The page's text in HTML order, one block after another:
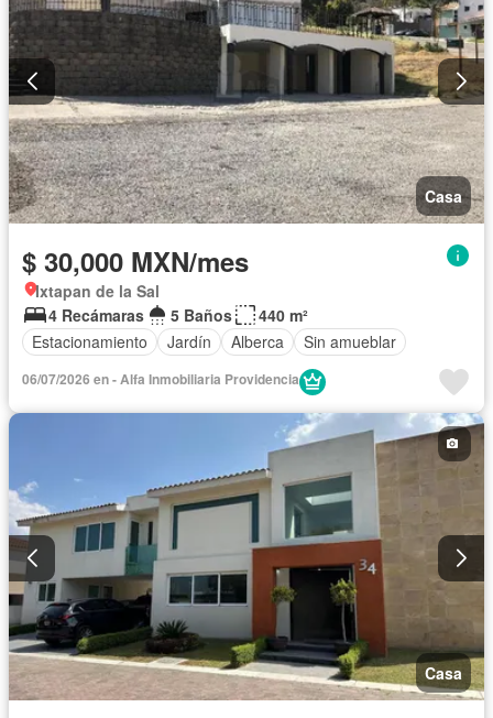
Casa
$ 30,000 MXN/mes
Ixtapan de la Sal
4 Recámaras
5 Baños
440 m²
Estacionamiento
Jardín Alberca Sin amueblar
06/07/2026 en - Alfa Inmobiliaria Providencia
Casa